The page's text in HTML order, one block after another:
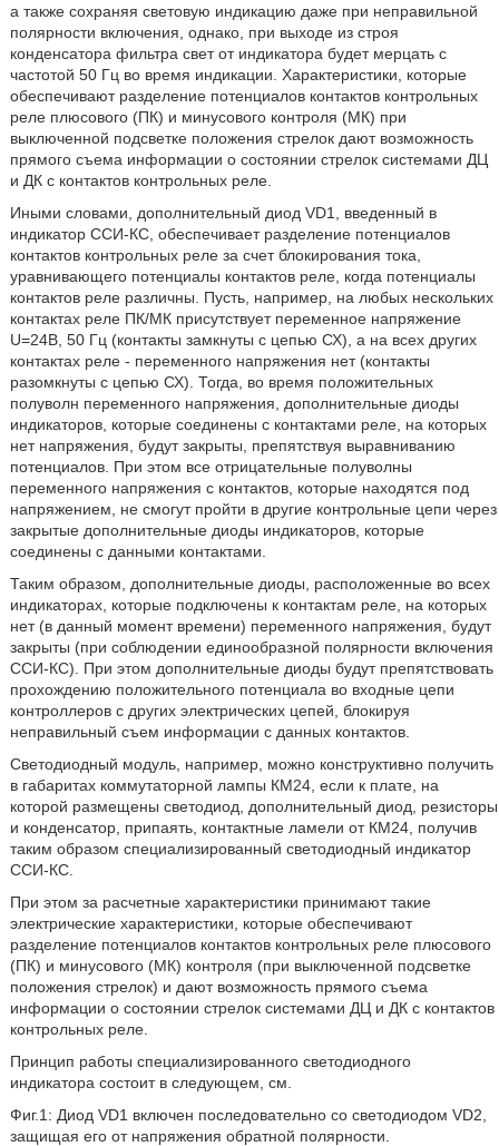
а также сохраняя световую индикацию даже при неправильной
полярности включения, однако, при выходе из строя
конденсатора фильтра свет от индикатора будет мерцать с
частотой 50 Гц во время индикации. Характеристики, которые
обеспечивают разделение потенциалов контактов контрольных
реле плюсового (ПК) и минусового контроля (МК) при
выключенной подсветке положения стрелок дают возможность
прямого съема информации о состоянии стрелок системами ДЦ
и ДК с контактов контрольных реле.
Иными словами, дополнительный диод VD1, введенный в
индикатор ССИ-КС, обеспечивает разделение потенциалов
контактов контрольных реле за счет блокирования тока,
уравнивающего потенциалы контактов реле, когда потенциалы
контактов реле различны. Пусть, например, на любых нескольких
контактах реле ПК/МК присутствует переменное напряжение
U=24B, 50 Гц (контакты замкнуты с цепью СХ), а на всех других
контактах реле - переменного напряжения нет (контакты
разомкнуты с цепью СХ). Тогда, во время положительных
полуволн переменного напряжения, дополнительные диоды
индикаторов, которые соединены с контактами реле, на которых
нет напряжения, будут закрыты, препятствуя выравниванию
потенциалов. При этом все отрицательные полуволны
переменного напряжения с контактов, которые находятся под
напряжением, не смогут пройти в другие контрольные цепи через
закрытые дополнительные диоды индикаторов, которые
соединены с данными контактами.
Таким образом, дополнительные диоды, расположенные во всех
индикаторах, которые подключены к контактам реле, на которых
нет (в данный момент времени) переменного напряжения, будут
закрыты (при соблюдении единообразной полярности включения
ССИ-КС). При этом дополнительные диоды будут препятствовать
прохождению положительного потенциала во входные цепи
контроллеров с других электрических цепей, блокируя
неправильный съем информации с данных контактов.
Светодиодный модуль, например, можно конструктивно получить
в габаритах коммутаторной лампы КМ24, если к плате, на
которой размещены светодиод, дополнительный диод, резисторы
и конденсатор, припаять, контактные ламели от КМ24, получив
таким образом специализированный светодиодный индикатор
ССИ-КС.
При этом за расчетные характеристики принимают такие
электрические характеристики, которые обеспечивают
разделение потенциалов контактов контрольных реле плюсового
(ПК) и минусового (МК) контроля (при выключенной подсветке
положения стрелок) и дают возможность прямого съема
информации о состоянии стрелок системами ДЦ и ДК с контактов
контрольных реле.
Принцип работы специализированного светодиодного
индикатора состоит в следующем, см.
Фиг.1: Диод VD1 включен последовательно со светодиодом VD2,
защищая его от напряжения обратной полярности.